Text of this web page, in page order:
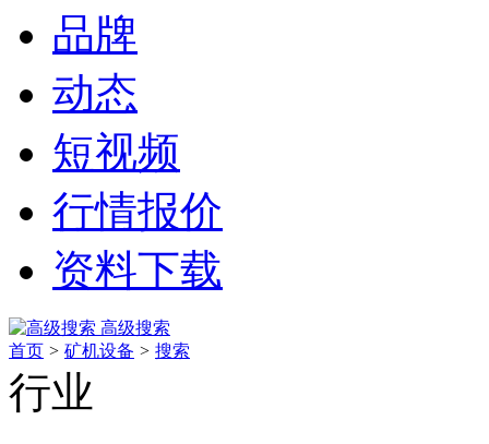
品牌
动态
短视频
行情报价
资料下载
高级搜索
首页 > 矿机设备 > 搜索
行业